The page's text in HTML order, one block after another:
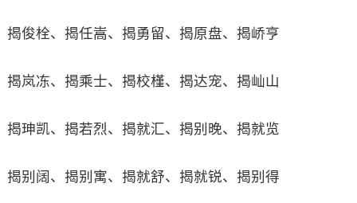
揭俊栓、揭任嵩、揭勇留、揭原盘、揭峤亨
揭岚冻、揭乘士、揭校槿、揭达宠、揭屾山
揭珅凯、揭若烈、揭就汇、揭别晚、揭就览
揭别阔、揭别寓、揭就舒、揭就锐、揭别得